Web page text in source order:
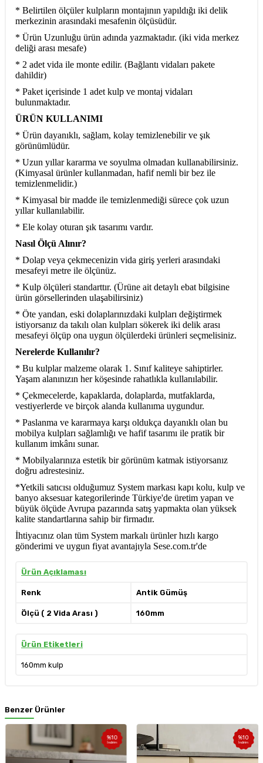
* Belirtilen ölçüler kulpların montajının yapıldığı iki delik
merkezinin arasındaki mesafenin ölçüsüdür.
* Ürün Uzunluğu ürün adında yazmaktadır. (iki vida merkez
deliği arası mesafe)
* 2 adet vida ile monte edilir. (Bağlantı vidaları pakete
dahildir)
* Paket içerisinde 1 adet kulp ve montaj vidaları
bulunmaktadır.
ÜRÜN KULLANIMI
* Ürün dayanıklı, sağlam, kolay temizlenebilir ve şık
görünümlüdür.
* Uzun yıllar kararma ve soyulma olmadan kullanabilirsiniz.
(Kimyasal ürünler kullanmadan, hafif nemli bir bez ile
temizlenmelidir.)
* Kimyasal bir madde ile temizlenmediği sürece çok uzun
yıllar kullanılabilir.
* Ele kolay oturan şık tasarımı vardır.
Nasıl Ölçü Alınır?
* Dolap veya çekmecenizin vida giriş yerleri arasındaki
mesafeyi metre ile ölçünüz.
* Kulp ölçüleri standarttır. (Ürüne ait detaylı ebat bilgisine
ürün görsellerinden ulaşabilirsiniz)
* Öte yandan, eski dolaplarınızdaki kulpları değiştirmek
istiyorsanız da takılı olan kulpları sökerek iki delik arası
mesafeyi ölçüp ona uygun ölçülerdeki ürünleri seçmelisiniz.
Nerelerde Kullanılır?
* Bu kulplar malzeme olarak 1. Sınıf kaliteye sahiptirler.
Yaşam alanınızın her köşesinde rahatlıkla kullanılabilir.
* Çekmecelerde, kapaklarda, dolaplarda, mutfaklarda,
vestiyerlerde ve birçok alanda kullanıma uygundur.
* Paslanma ve kararmaya karşı oldukça dayanıklı olan bu
mobilya kulpları sağlamlığı ve hafif tasarımı ile pratik bir
kullanım imkânı sunar.
* Mobilyalarınıza estetik bir görünüm katmak istiyorsanız
doğru adrestesiniz.
*Yetkili satıcısı olduğumuz System markası kapı kolu, kulp ve
banyo aksesuar kategorilerinde Türkiye'de üretim yapan ve
büyük ölçüde Avrupa pazarında satış yapmakta olan yüksek
kalite standartlarına sahip bir firmadır.
İhtiyacınız olan tüm System markalı ürünler hızlı kargo
gönderimi ve uygun fiyat avantajıyla Sese.com.tr'de
Ürün Açıklaması
Renk Antik Gümüş
Ölçü ( 2 Vida Arası ) 160mm
Ürün Etiketleri
160mm kulp
Benzer Ürünler
%10
İndirim
%10
İndirim